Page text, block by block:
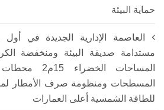
حماية البيئة
العاصمة الإدارية الجديدة في
مستدامة صديقة البيئة ومنخفضة
المساحات
المسطحات ومنظومة صرف الأمطار
للطاقة الشمسية أعلى العمارات